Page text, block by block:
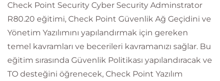
Check Point Security Cyber Security Adminstrator
R80.20 eğitimi, Check Point Güvenlik Ağ Geçidini ve
Yönetim Yazılımını yapılandırmak için gereken
temel kavramları ve becerileri kavramanızı sağlar. Bu
eğitim sırasında Güvenlik Politikası yapılandıracak ve
TO desteğini öğrenecek, Check Point Yazılım